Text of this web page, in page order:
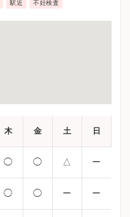
駅近 不妊検査
木 金 土 日
◯ ◯ △ ー
◯ ◯ ー ー